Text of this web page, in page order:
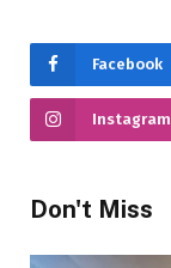
Facebook
Instagram
Don't Miss